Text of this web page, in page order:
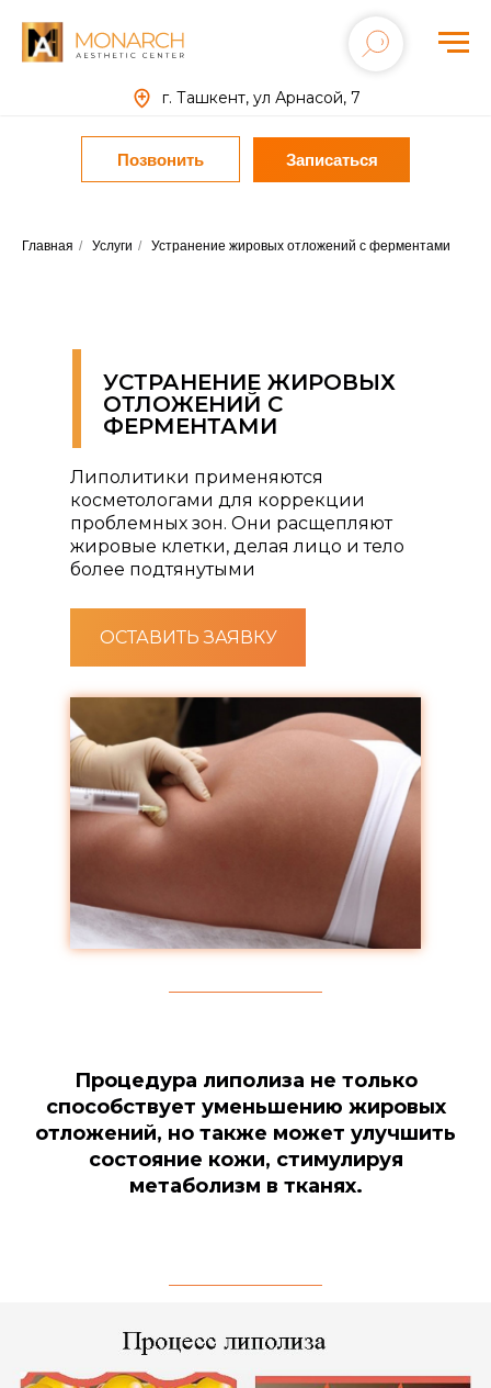
г. Ташкент, ул Арнасой, 7
Позвонить Записаться
Главная / Услуги / Устранение жировых отложений с ферментами
УСТРАНЕНИЕ ЖИРОВЫХ
ОТЛОЖЕНИЙ С
ФЕРМЕНТАМИ
Липолитики применяются
косметологами для коррекции
проблемных зон. Они расщепляют
жировые клетки, делая лицо и тело
более подтянутыми
ОСТАВИТЬ ЗАЯВКУ
Процедура липолиза не только
способствует уменьшению жировых
отложений, но также может улучшить
состояние кожи, стимулируя
метаболизм в тканях.